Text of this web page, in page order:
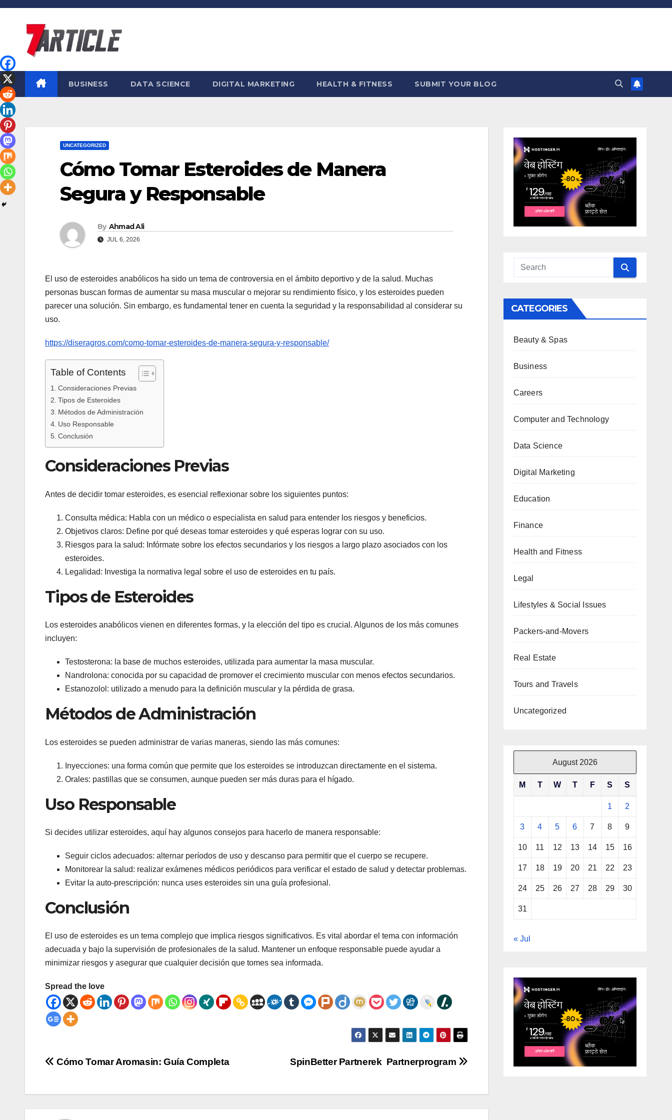
Skip
BUSINESS DATA SCIENCE DIGITAL MARKETING HEALTH & FITNESS SUBMIT YOUR BLOG
UNCATEGORIZED
Cómo Tomar Esteroides de Manera
Segura y Responsable
By Ahmad Ali
JUL 6, 2026
El uso de esteroides anabólicos ha sido un tema de controversia en el ámbito deportivo y de la salud. Muchas
personas buscan formas de aumentar su masa muscular o mejorar su rendimiento físico, y los esteroides pueden
parecer una solución. Sin embargo, es fundamental tener en cuenta la seguridad y la responsabilidad al considerar su
uso.
https://diseragros.com/como-tomar-esteroides-de-manera-segura-y-responsable/
Table of Contents
Consideraciones Previas
Tipos de Esteroides
Métodos de Administración
Uso Responsable
Conclusión
Consideraciones Previas
Antes de decidir tomar esteroides, es esencial reflexionar sobre los siguientes puntos:
Consulta médica: Habla con un médico o especialista en salud para entender los riesgos y beneficios.
Objetivos claros: Define por qué deseas tomar esteroides y qué esperas lograr con su uso.
Riesgos para la salud: Infórmate sobre los efectos secundarios y los riesgos a largo plazo asociados con los
esteroides.
Legalidad: Investiga la normativa legal sobre el uso de esteroides en tu país.
Tipos de Esteroides
Los esteroides anabólicos vienen en diferentes formas, y la elección del tipo es crucial. Algunos de los más comunes
incluyen:
Testosterona: la base de muchos esteroides, utilizada para aumentar la masa muscular.
Nandrolona: conocida por su capacidad de promover el crecimiento muscular con menos efectos secundarios.
Estanozolol: utilizado a menudo para la definición muscular y la pérdida de grasa.
Métodos de Administración
Los esteroides se pueden administrar de varias maneras, siendo las más comunes:
Inyecciones: una forma común que permite que los esteroides se introduzcan directamente en el sistema.
Orales: pastillas que se consumen, aunque pueden ser más duras para el hígado.
Uso Responsable
Si decides utilizar esteroides, aquí hay algunos consejos para hacerlo de manera responsable:
Seguir ciclos adecuados: alternar períodos de uso y descanso para permitir que el cuerpo se recupere.
Monitorear la salud: realizar exámenes médicos periódicos para verificar el estado de salud y detectar problemas.
Evitar la auto-prescripción: nunca uses esteroides sin una guía profesional.
Conclusión
El uso de esteroides es un tema complejo que implica riesgos significativos. Es vital abordar el tema con información
adecuada y bajo la supervisión de profesionales de la salud. Mantener un enfoque responsable puede ayudar a
minimizar riesgos y asegurar que cualquier decisión que tomes sea informada.
Spread the love
Post
SpinBetter Partnerek ️ Partnerprogram
Cómo Tomar Aromasin: Guía Completa
CATEGORIES
Beauty & Spas
Business
Careers
Computer and Technology
Data Science
Digital Marketing
Education
Finance
Health and Fitness
Legal
Lifestyles & Social Issues
Packers-and-Movers
Real Estate
Tours and Travels
Uncategorized
August 2026
M T W T F S S
1 2
3 4 5 6 7 8 9
10 11 12 13 14 15 16
17 18 19 20 21 22 23
24 25 26 27 28 29 30
31
« Jul